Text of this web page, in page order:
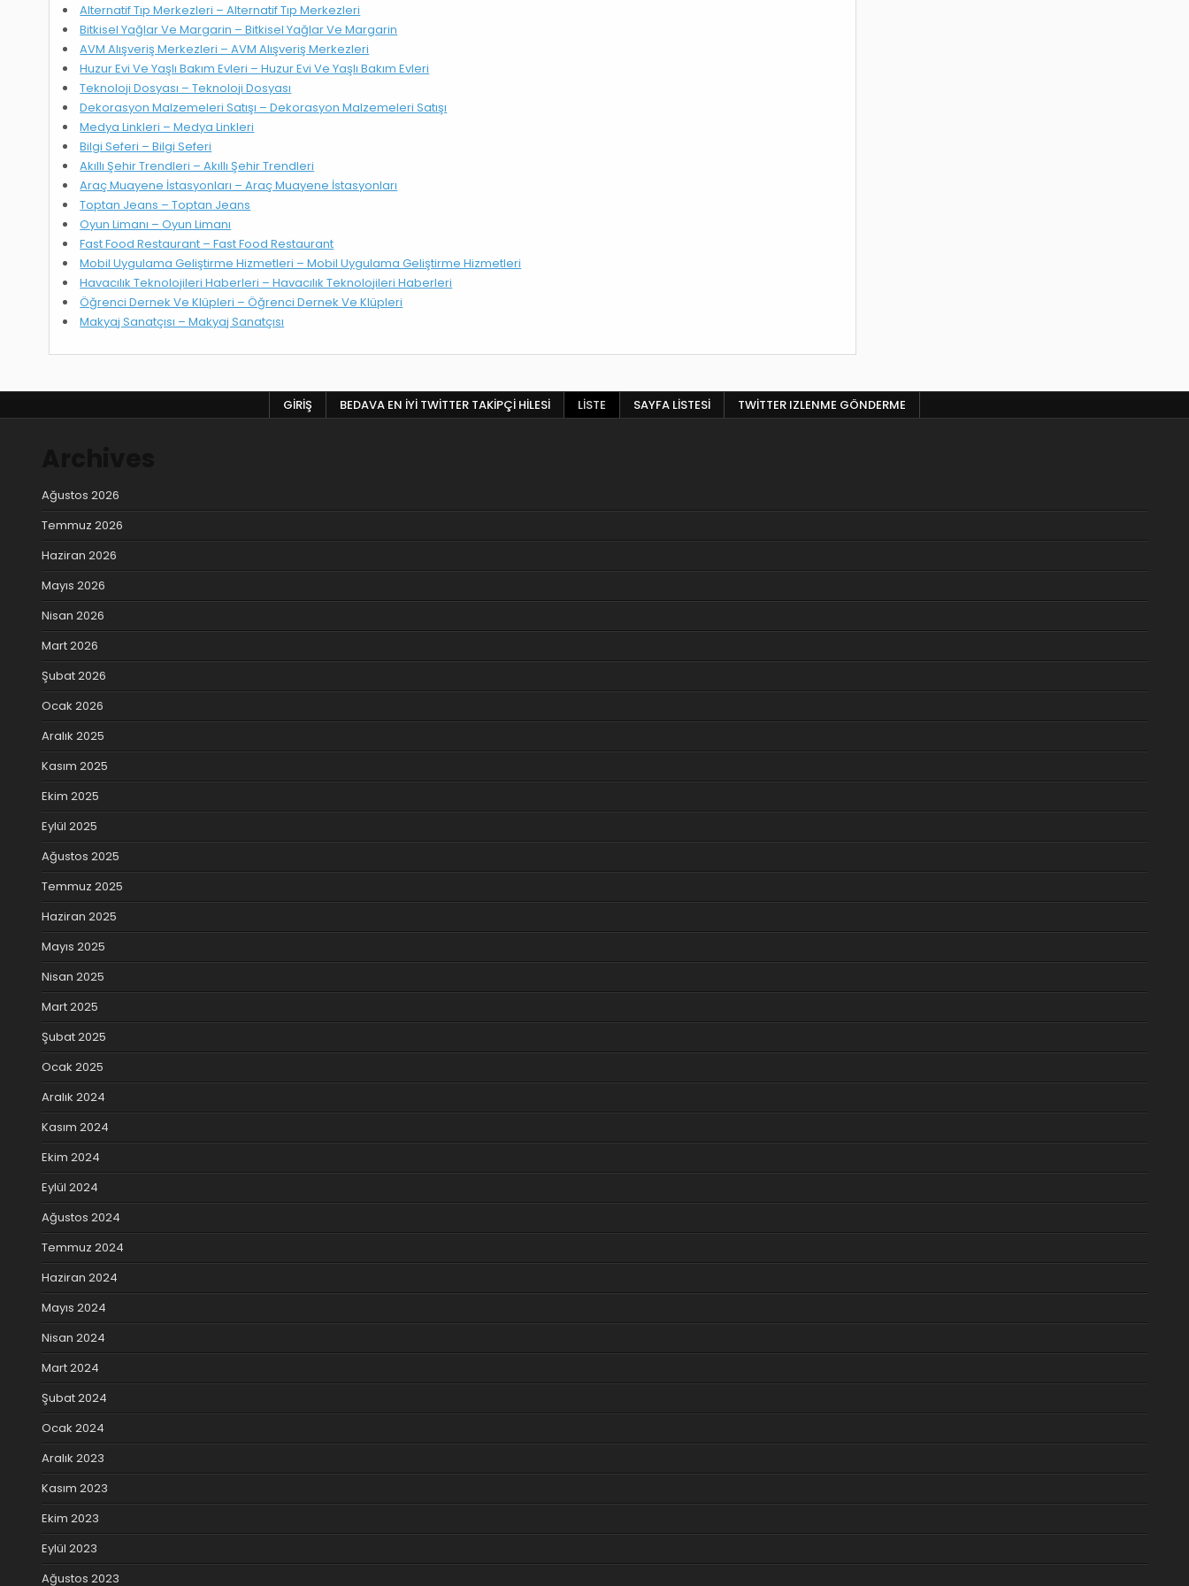
Alternatif Tıp Merkezleri – Alternatif Tıp Merkezleri
Bitkisel Yağlar Ve Margarin – Bitkisel Yağlar Ve Margarin
AVM Alışveriş Merkezleri – AVM Alışveriş Merkezleri
Huzur Evi Ve Yaşlı Bakım Evleri – Huzur Evi Ve Yaşlı Bakım Evleri
Teknoloji Dosyası – Teknoloji Dosyası
Dekorasyon Malzemeleri Satışı – Dekorasyon Malzemeleri Satışı
Medya Linkleri – Medya Linkleri
Bilgi Seferi – Bilgi Seferi
Akıllı Şehir Trendleri – Akıllı Şehir Trendleri
Araç Muayene İstasyonları – Araç Muayene İstasyonları
Toptan Jeans – Toptan Jeans
Oyun Limanı – Oyun Limanı
Fast Food Restaurant – Fast Food Restaurant
Mobil Uygulama Geliştirme Hizmetleri – Mobil Uygulama Geliştirme Hizmetleri
Havacılık Teknolojileri Haberleri – Havacılık Teknolojileri Haberleri
Öğrenci Dernek Ve Klüpleri – Öğrenci Dernek Ve Klüpleri
Makyaj Sanatçısı – Makyaj Sanatçısı
GIRIŞ BEDAVA EN İYI TWITTER TAKIPÇI HILESI LISTE SAYFA LISTESI TWITTER IZLENME GÖNDERME
Ağustos 2026
Temmuz 2026
Haziran 2026
Mayıs 2026
Nisan 2026
Mart 2026
Şubat 2026
Ocak 2026
Aralık 2025
Kasım 2025
Ekim 2025
Eylül 2025
Ağustos 2025
Temmuz 2025
Haziran 2025
Mayıs 2025
Nisan 2025
Mart 2025
Şubat 2025
Ocak 2025
Aralık 2024
Kasım 2024
Ekim 2024
Eylül 2024
Ağustos 2024
Temmuz 2024
Haziran 2024
Mayıs 2024
Nisan 2024
Mart 2024
Şubat 2024
Ocak 2024
Aralık 2023
Kasım 2023
Ekim 2023
Eylül 2023
Ağustos 2023